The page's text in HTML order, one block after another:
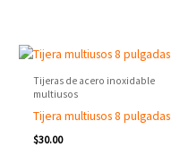
Tijeras de acero inoxidable
multiusos
Tijera multiusos 8 pulgadas
$30.00